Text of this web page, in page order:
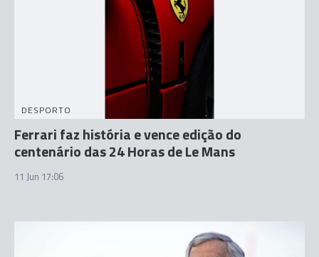
DESPORTO
Ferrari faz história e vence edição do
centenário das 24 Horas de Le Mans
11 Jun 17:06